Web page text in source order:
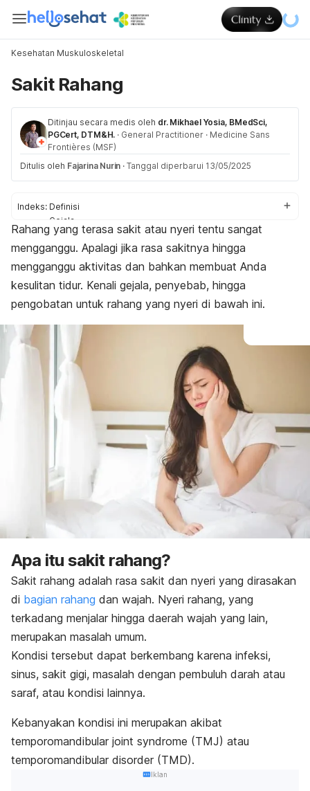
Kesehatan Muskuloskeletal
Sakit Rahang
Ditinjau secara medis oleh dr. Mikhael Yosia, BMedSci,
PGCert, DTM&H. · General Practitioner · Medicine Sans
Frontières (MSF)
Ditulis oleh Fajarina Nurin · Tanggal diperbarui 13/05/2025
Indeks: Definisi
Gejala
Penyebab
Diagnosis
Pengobatan
Pencegahan
Rahang yang terasa sakit atau nyeri tentu sangat
mengganggu. Apalagi jika rasa sakitnya hingga
mengganggu aktivitas dan bahkan membuat Anda
kesulitan tidur. Kenali gejala, penyebab, hingga
pengobatan untuk rahang yang nyeri di bawah ini.
Apa itu sakit rahang?
Sakit rahang adalah rasa sakit dan nyeri yang dirasakan
di bagian rahang dan wajah. Nyeri rahang, yang
terkadang menjalar hingga daerah wajah yang lain,
merupakan masalah umum.
Kondisi tersebut dapat berkembang karena infeksi,
sinus, sakit gigi, masalah dengan pembuluh darah atau
saraf, atau kondisi lainnya.
Kebanyakan kondisi ini merupakan akibat
temporomandibular joint syndrome (TMJ) atau
temporomandibular disorder (TMD).
Iklan